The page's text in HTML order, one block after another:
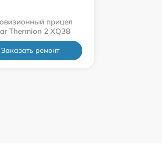
прицел
Thermion 2 XQ38
Заказать ремонт